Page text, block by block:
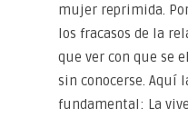
mujer reprimida.
los fracasos de la
que ver con que se
sin conocerse. Aquí
fundamental: La